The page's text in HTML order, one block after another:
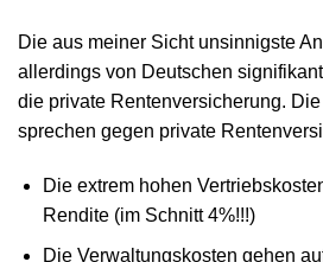
Die aus meiner Sicht unsinnigste
allerdings von Deutschen
die private Rentenversicherung.
sprechen gegen private
Die extrem hohen
Rendite (im Schnitt 4%!!!)
Die Verwaltungskosten gehen